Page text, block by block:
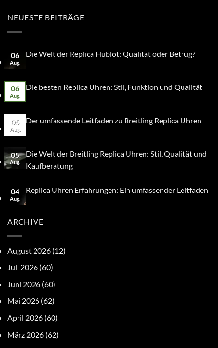
NEUESTE BEITRÄGE
06
Aug.
Die Welt der Replica Hublot: Qualität oder Betrug?
06
Aug.
Die besten Replica Uhren: Stil, Funktion und Qualität
05
Aug.
Der umfassende Leitfaden zu Breitling Replica Uhren
05
Aug.
Die Welt der Breitling Replica Uhren: Stil, Qualität und
Kaufberatung
04
Aug.
Replica Uhren Erfahrungen: Ein umfassender Leitfaden
ARCHIVE
August 2026 (12)
Juli 2026 (60)
Juni 2026 (60)
Mai 2026 (62)
April 2026 (60)
März 2026 (62)